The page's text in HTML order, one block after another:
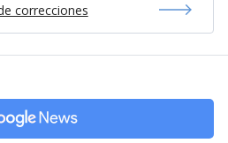
correcciones